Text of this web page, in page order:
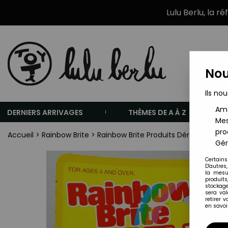
Lulu Berlu, la
DERNIERS ARRIVAGES THÈMES DE A À Z
Accueil > Rainbow Brite > Rainbow Brite Produits Dérivés
Ils
la
sera
retirer
en